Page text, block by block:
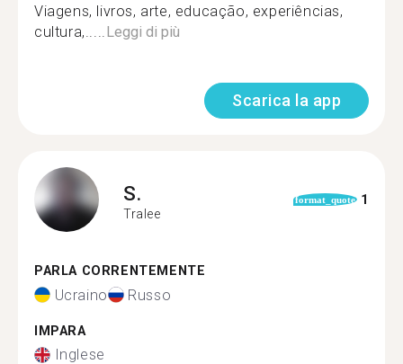
Viagens, livros, arte, educação, experiências,
cultura,.....Leggi di più
Scarica la app
S.
Tralee
format_quote 1
PARLA CORRENTEMENTE
Ucraino Russo
IMPARA
Inglese